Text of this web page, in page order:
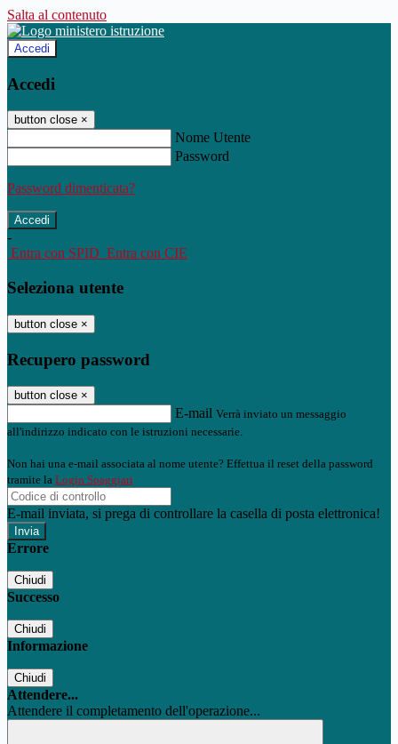
Salta al contenuto
Accedi
Accedi
button close ×
Nome Utente
Password
Password dimenticata?
-
Entra con SPID Entra con CIE
Seleziona utente
button close ×
Recupero password
button close ×
E-mail Verrà inviato un messaggio
all'indirizzo indicato con le istruzioni necessarie.
Non hai una e-mail associata al nome utente? Effettua il reset della password
tramite la Login Spaggiari
E-mail inviata, si prega di controllare la casella di posta elettronica!
Errore
Chiudi
Successo
Chiudi
Informazione
Chiudi
Attendere...
Attendere il completamento dell'operazione...